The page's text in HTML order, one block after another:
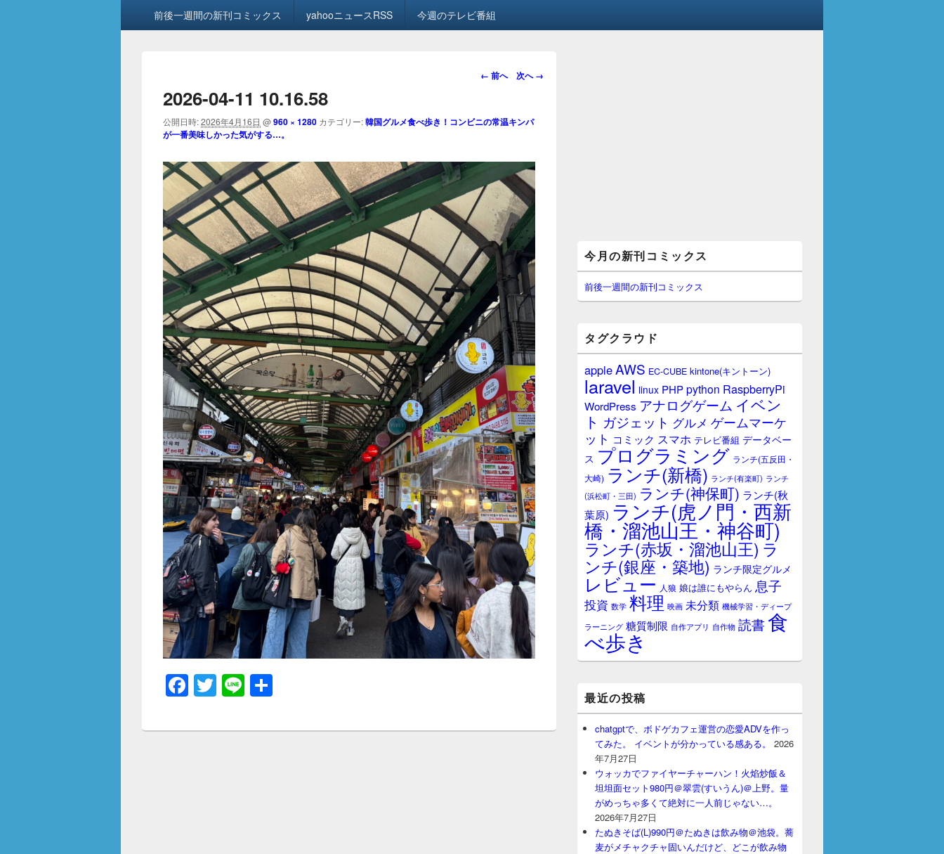
前後一週間の新刊コミックス yahooニュースRSS 今週のテレビ番組
画
ビ
シ
ョ
ン
← 前へ 次へ →
2026-04-11 10.16.58
公開日時:2026年4月16日 @960 × 1280 カテゴリー:韓国グルメ食べ歩き！コンビニの常温キンパ
が一番美味しかった気がする…。
F
c
T
tt
Li
e
イ
ン
サ
イ
ー
ジ
ッ
ト
今月の新刊コミックス
前後一週間の新刊コミックス
タグクラウド
appleAWS EC-CUBE kintone(キントーン)
laravel linux PHPpython RaspberryPi
WordPress アナログゲーム イベン
ト ガジェット グルメ ゲームマーケ
ット コミック スマホ テレビ番組 データベー
ス プログラミング ランチ(五反田・
大崎) ランチ(新橋) ランチ(有楽町) ランチ
(浜松町・三田) ランチ(神保町) ランチ(秋
葉原) ランチ(虎ノ門・西新
橋・溜池山王・神谷町)
ランチ(赤坂・溜池山王) ラ
ンチ(銀座・築地) ランチ限定グルメ
レビュー 人狼 娘は誰にもやらん 息子
投資 数学 料理 映画 未分類 機械学習・ディープ
ラーニング 糖質制限 自作アプリ 自作物 読書食
べ歩き
最近の投稿
chatgptで、ボドゲカフェ運営の恋愛ADVを作っ
てみた。 イベントが分かっている感ある。
2026
年7月27日
ウォッカでファイヤーチャーハン！火焰炒飯＆
坦坦面セット980円＠翠雲(すいうん)＠上野。量
がめっちゃ多くて絶対に一人前じゃない…。
2026年7月27日
たぬきそば(L)990円＠たぬきは飲み物＠池袋。蕎
麦がメチャクチャ固いんだけど、どこが飲み物